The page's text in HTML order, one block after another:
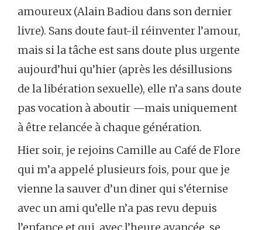
amoureux (Alain Badiou dans son dernier
livre). Sans doute faut-il réinventer l’amour,
mais si la tâche est sans doute plus urgente
aujourd’hui qu’hier (après les désillusions
de la libération sexuelle), elle n’a sans doute
pas vocation à aboutir —mais uniquement
à être relancée à chaque génération.
Hier soir, je rejoins Camille au Café de Flore
qui m’a appelé plusieurs fois, pour que je
vienne la sauver d’un diner qui s’éternise
avec un ami qu’elle n’a pas revu depuis
l’enfance et qui, avec l’heure avancée, se